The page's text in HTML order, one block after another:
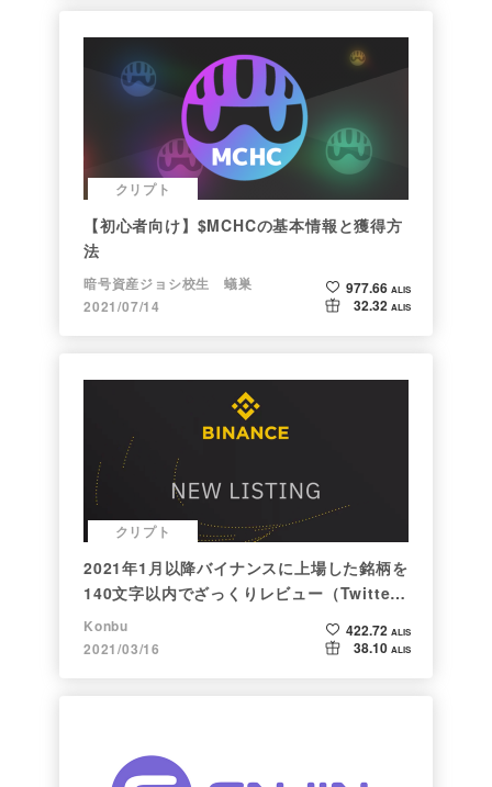
クリプト
【初心者向け】$MCHCの基本情報と獲得方
法
暗号資産ジョシ校生 蟻巣
2021/07/14
977.66 ALIS
32.32 ALIS
クリプト
2021年1月以降バイナンスに上場した銘柄を
140文字以内でざっくりレビュー（Twitter
向け情報まとめ）
Konbu
2021/03/16
422.72 ALIS
38.10 ALIS